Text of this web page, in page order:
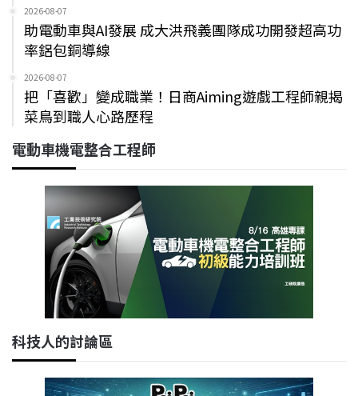
2026-08-07
助電動車與AI發展 成大洪飛義團隊成功開發超高功
率鋁包銅導線
2026-08-07
把「喜歡」變成職業！日商Aiming遊戲工程師親揭
菜鳥到職人心路歷程
電動車機電整合工程師
科技人的討論區